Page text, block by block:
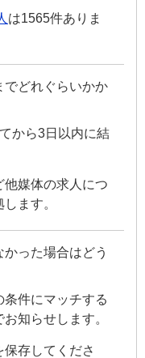
は1565件ありま
でどれぐらいかか
から3日以内に結
媒体の求人につ
ます。
った場合はどう
件にマッチする
知らせします。
存してくださ